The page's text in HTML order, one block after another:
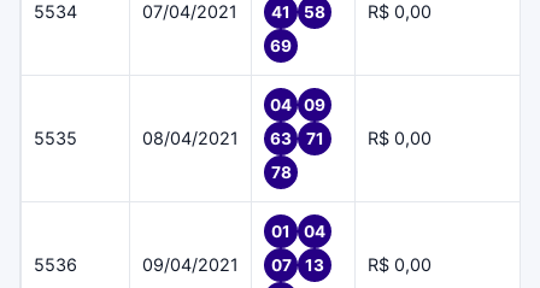
5534 07/04/2021
41
58
69
R$ 0,00
5535 08/04/2021
04
09
63
71
78
R$ 0,00
5536 09/04/2021
01
04
07
13
R$ 0,00